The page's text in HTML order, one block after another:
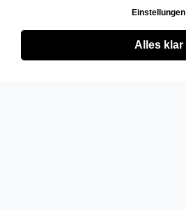
Einstellungen
Alles klar